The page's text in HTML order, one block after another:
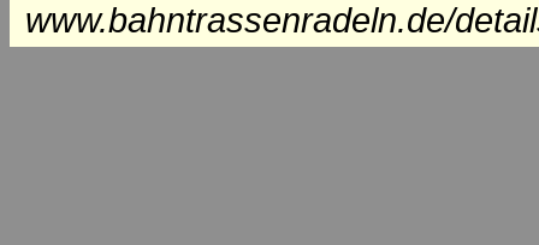
www.bahntrassenradeln.de/